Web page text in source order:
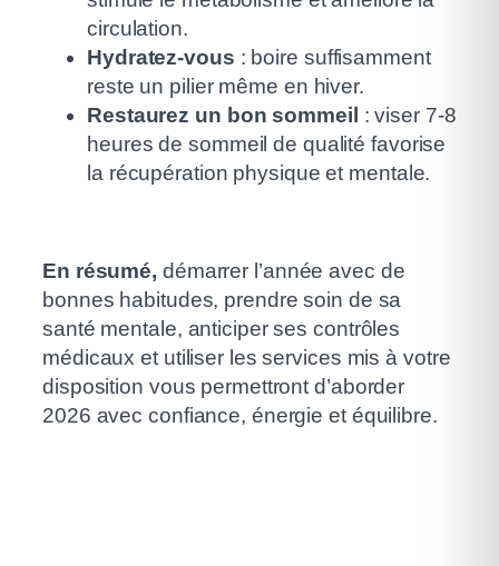
circulation.
Hydratez-vous : boire suffisamment
reste un pilier même en hiver.
Restaurez un bon sommeil : viser 7-8
heures de sommeil de qualité favorise
la récupération physique et mentale.
En résumé, démarrer l’année avec de
bonnes habitudes, prendre soin de sa
santé mentale, anticiper ses contrôles
médicaux et utiliser les services mis à votre
disposition vous permettront d’aborder
2026 avec confiance, énergie et équilibre.